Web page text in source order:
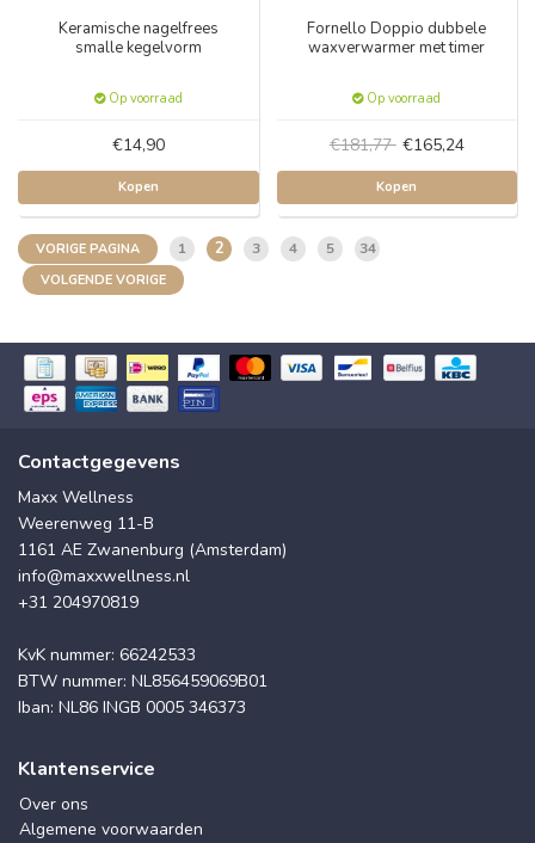
Keramische nagelfrees
smalle kegelvorm
Op voorraad
€14,90
Kopen
Fornello Doppio dubbele
waxverwarmer met timer
Op voorraad
€181,77 €165,24
Kopen
VORIGE PAGINA 1 2 3 4 5 34
VOLGENDE VORIGE
Contactgegevens
Maxx Wellness
Weerenweg 11-B
1161 AE Zwanenburg (Amsterdam)
info@maxxwellness.nl
+31 204970819
KvK nummer: 66242533
BTW nummer: NL856459069B01
Iban: NL86 INGB 0005 346373
Klantenservice
Over ons
Algemene voorwaarden